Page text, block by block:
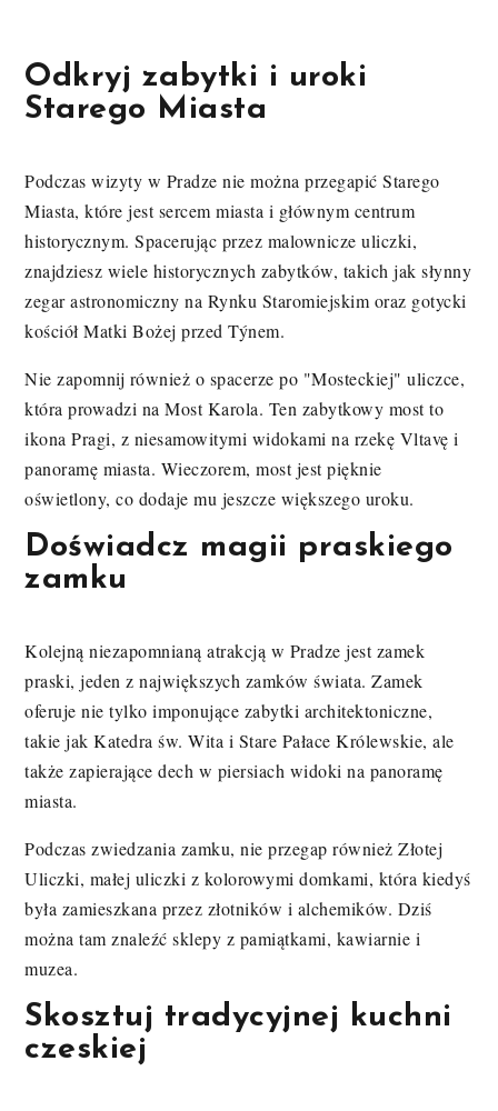
Odkryj zabytki i uroki
Starego Miasta
Podczas wizyty w Pradze nie można przegapić Starego
Miasta, które jest sercem miasta i głównym centrum
historycznym. Spacerując przez malownicze uliczki,
znajdziesz wiele historycznych zabytków, takich jak słynny
zegar astronomiczny na Rynku Staromiejskim oraz gotycki
kościół Matki Bożej przed Týnem.
Nie zapomnij również o spacerze po "Mosteckiej" uliczce,
która prowadzi na Most Karola. Ten zabytkowy most to
ikona Pragi, z niesamowitymi widokami na rzekę Vltavę i
panoramę miasta. Wieczorem, most jest pięknie
oświetlony, co dodaje mu jeszcze większego uroku.
Doświadcz magii praskiego
zamku
Kolejną niezapomnianą atrakcją w Pradze jest zamek
praski, jeden z największych zamków świata. Zamek
oferuje nie tylko imponujące zabytki architektoniczne,
takie jak Katedra św. Wita i Stare Pałace Królewskie, ale
także zapierające dech w piersiach widoki na panoramę
miasta.
Podczas zwiedzania zamku, nie przegap również Złotej
Uliczki, małej uliczki z kolorowymi domkami, która kiedyś
była zamieszkana przez złotników i alchemików. Dziś
można tam znaleźć sklepy z pamiątkami, kawiarnie i
muzea.
Skosztuj tradycyjnej kuchni
czeskiej